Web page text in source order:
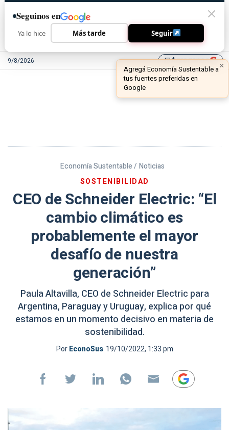
9/8/2026 library_addAgreganos
Economía Sustentable / Noticias
SOSTENIBILIDAD
CEO de Schneider Electric: “El
cambio climático es
probablemente el mayor
desafío de nuestra
generación”
Paula Altavilla, CEO de Schneider Electric para
Argentina, Paraguay y Uruguay, explica por qué
estamos en un momento decisivo en materia de
sostenibilidad.
PorEconoSus 19/10/2022, 1:33 pm
Seguinos en
Ya lo hice Más tarde Seguir